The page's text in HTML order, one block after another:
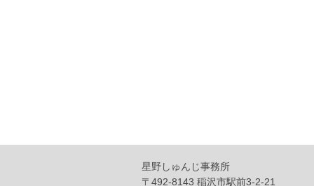
星野しゅんじ事務所
〒492-8143 稲沢市駅前3-2-21